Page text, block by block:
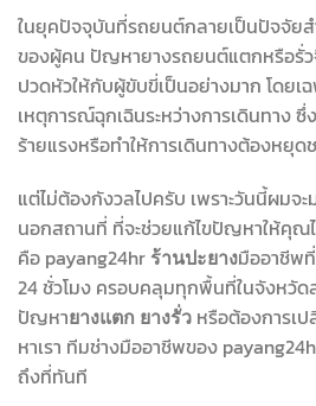
ในยุคปัจจุบันที่รถยนต์กลายเป็นปัจจัย
ของผู้คน ปัญหายางรถยนต์แตกหรือรั่ว
ปวดหัวให้กับผู้ขับขี่เป็นอย่างมาก โดยเ
เหตุการณ์ฉุกเฉินระหว่างการเดินทาง
ร้ายแรงหรือทำให้การเดินทางต้องหยุด
แต่ไม่ต้องกังวลไปครับ เพราะวันนี้ผมจะ
นอกสถานที่ ที่จะช่วยแก้ไขปัญหาให้คุณ
คือ payang24hr ร้านปะยางมืออาชีพ
24 ชั่วโมง ครอบคลุมทุกพื้นที่ในจังหวัด
ปัญหายางแตก ยางรั่ว หรือต้องการเ
หาเรา ทีมช่างมืออาชีพของ
ถึงที่ทันที